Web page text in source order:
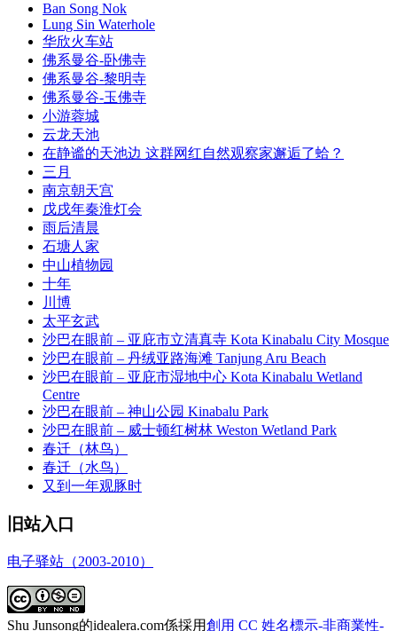
Ban Song Nok
Lung Sin Waterhole
华欣火车站
佛系曼谷-卧佛寺
佛系曼谷-黎明寺
佛系曼谷-玉佛寺
小游蓉城
云龙天池
在静谧的天池边 这群网红自然观察家邂逅了蛤？
三月
南京朝天宫
戊戌年秦淮灯会
雨后清晨
石塘人家
中山植物园
十年
川博
太平玄武
沙巴在眼前 – 亚庇市立清真寺 Kota Kinabalu City Mosque
沙巴在眼前 – 丹绒亚路海滩 Tanjung Aru Beach
沙巴在眼前 – 亚庇市湿地中心 Kota Kinabalu Wetland
Centre
沙巴在眼前 – 神山公园 Kinabalu Park
沙巴在眼前 – 威士顿红树林 Weston Wetland Park
春迁（林鸟）
春迁（水鸟）
又到一年观豚时
旧站入口
电子驿站（2003-2010）
Shu Junsong的idealera.com係採用創用 CC 姓名標示-非商業性-